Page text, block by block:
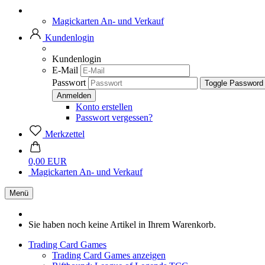
Magickarten An- und Verkauf
Kundenlogin
Kundenlogin
E-Mail
Passwort
Toggle
Konto erstellen
Passwort vergessen?
Merkzettel
0,00 EUR
Magickarten An- und Verkauf
Menü
Sie haben noch keine Artikel in Ihrem Warenkorb.
Trading Card Games
Trading Card Games anzeigen